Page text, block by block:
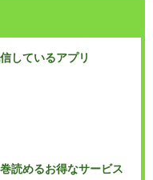
しているアプリ
読めるお得なサービス